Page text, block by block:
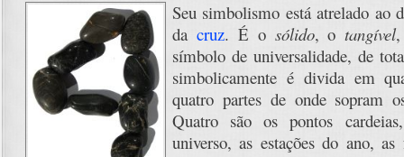
Seu simbolismo está atrelado ao
da cruz. É o sólido, otangível
símbolo de universalidade, de
simbolicamente é divida em
quatro partes de onde sopram
Quatro são os pontos
universo, as estações do ano,